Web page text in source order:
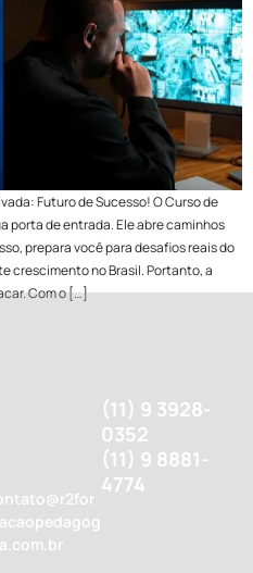
Futuro de Sucesso! O Curso de
porta de entrada. Ele abre caminhos
prepara você para desafios reais do
crescimento no Brasil. Portanto, a
Com o […]
(11) 9 3928-
0352
(11) 9 8881-
4774